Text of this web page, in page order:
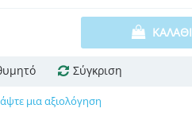
ΚΑΛΆΘΙ
Σύγκριση
μια αξιολόγηση